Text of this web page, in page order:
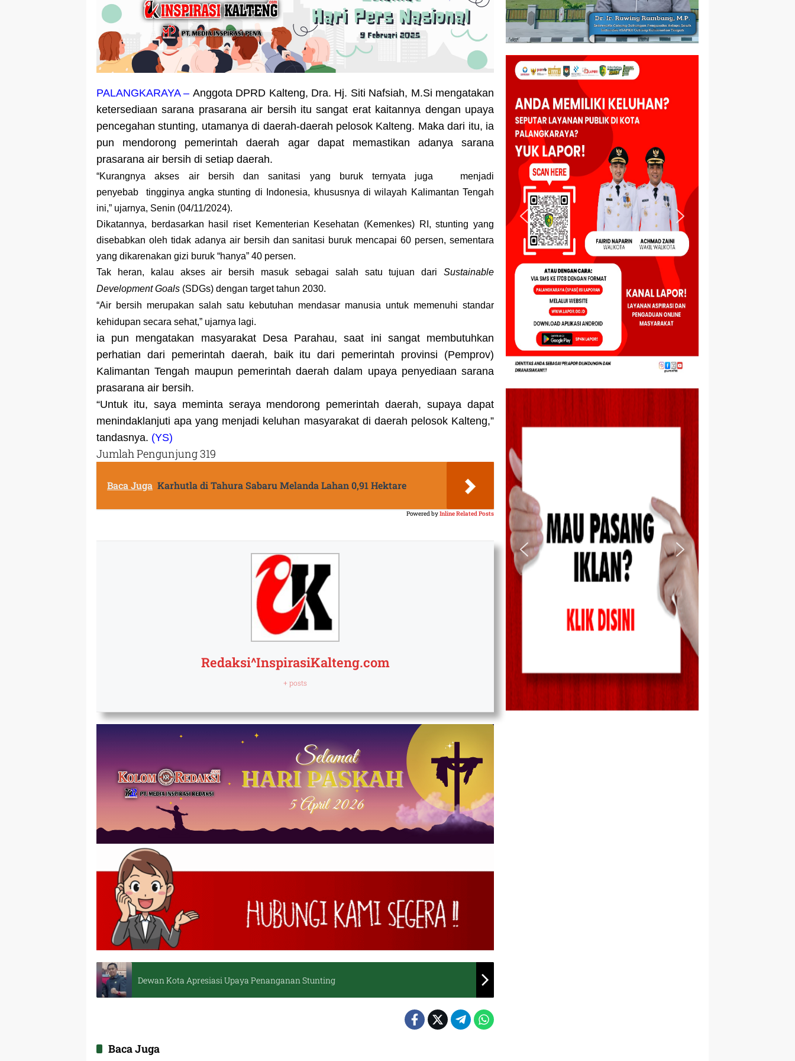
PALANGKARAYA – Anggota DPRD Kalteng, Dra. Hj. Siti Nafsiah, M.Si mengatakan
ketersediaan sarana prasarana air bersih itu sangat erat kaitannya dengan upaya
pencegahan stunting, utamanya di daerah-daerah pelosok Kalteng. Maka dari itu, ia
pun mendorong pemerintah daerah agar dapat memastikan adanya sarana
prasarana air bersih di setiap daerah.
“Kurangnya akses air bersih dan sanitasi yang buruk ternyata juga menjadi
penyebab tingginya angka stunting di Indonesia, khususnya di wilayah Kalimantan Tengah
ini,” ujarnya, Senin (04/11/2024).
Dikatannya, berdasarkan hasil riset Kementerian Kesehatan (Kemenkes) RI, stunting yang
disebabkan oleh tidak adanya air bersih dan sanitasi buruk mencapai 60 persen, sementara
yang dikarenakan gizi buruk “hanya” 40 persen.
Tak heran, kalau akses air bersih masuk sebagai salah satu tujuan dari Sustainable
Development Goals (SDGs) dengan target tahun 2030.
“Air bersih merupakan salah satu kebutuhan mendasar manusia untuk memenuhi standar
kehidupan secara sehat,” ujarnya lagi.
ia pun mengatakan masyarakat Desa Parahau, saat ini sangat membutuhkan
perhatian dari pemerintah daerah, baik itu dari pemerintah provinsi (Pemprov)
Kalimantan Tengah maupun pemerintah daerah dalam upaya penyediaan sarana
prasarana air bersih.
“Untuk itu, saya meminta seraya mendorong pemerintah daerah, supaya dapat
menindaklanjuti apa yang menjadi keluhan masyarakat di daerah pelosok Kalteng,”
tandasnya. (YS)
Jumlah Pengunjung319
Baca Juga Karhutla di Tahura Sabaru Melanda Lahan 0,91 Hektare
Powered byInline Related Posts
Redaksi^InspirasiKalteng.com
+ posts
Dewan Kota Apresiasi Upaya Penanganan Stunting
Baca Juga